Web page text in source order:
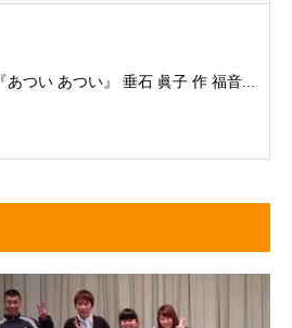
『あつい あつい』 垂石 眞子 作 福音...